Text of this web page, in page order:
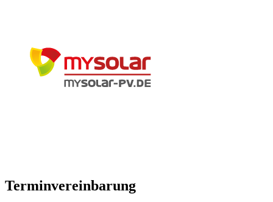
Terminvereinbarung